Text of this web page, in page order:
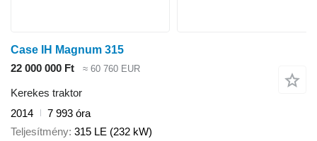
Case IH Magnum 315
22 000 000 Ft
≈ 60 760 EUR
Kerekes traktor
2014
7 993 óra
Teljesítmény 315 LE (232 kW)